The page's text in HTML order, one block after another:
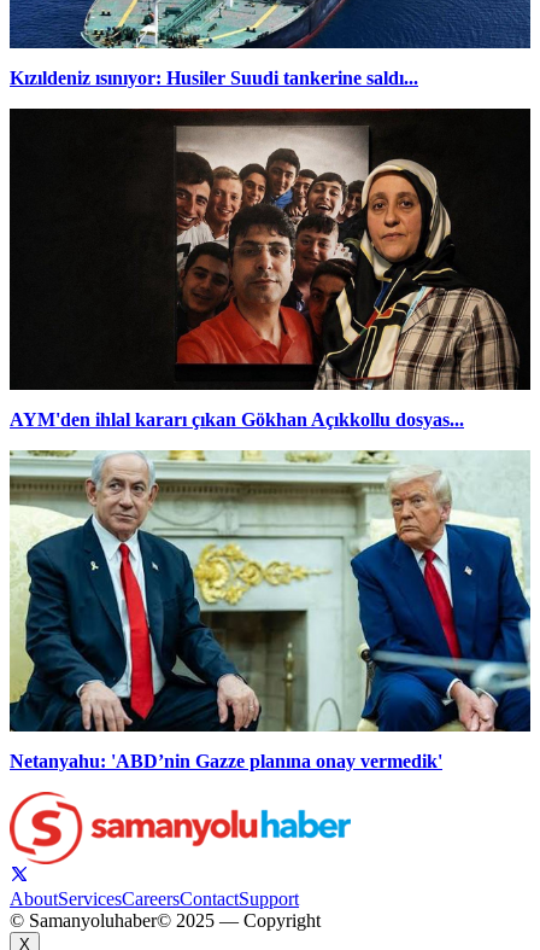
Kızıldeniz ısınıyor: Husiler Suudi tankerine saldı...
AYM'den ihlal kararı çıkan Gökhan Açıkkollu dosyas...
Netanyahu: 'ABD’nin Gazze planına onay vermedik'
AboutServicesCareersContactSupport
© Samanyoluhaber© 2025 — Copyright
X